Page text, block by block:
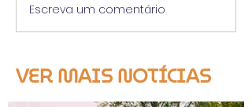
Escreva um comentário
VER MAIS NOTÍCIAS